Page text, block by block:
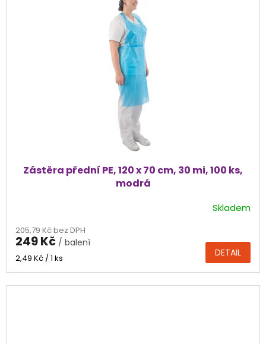
Zástěra přední PE, 120 x 70 cm, 30 mi, 100 ks,
modrá
Skladem
205,79 Kč bez DPH
249 Kč / balení
Měrná
2,49 Kč / 1 ks DETAIL